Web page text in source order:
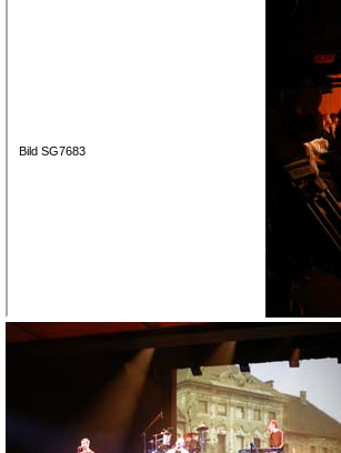
Bild SG7683